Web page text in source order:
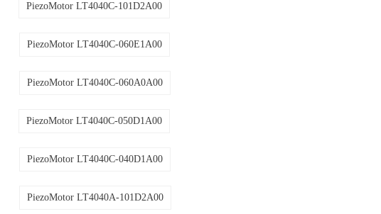
PiezoMotor LT4040C-101D2A00
PiezoMotor LT4040C-060E1A00
PiezoMotor LT4040C-060A0A00
PiezoMotor LT4040C-050D1A00
PiezoMotor LT4040C-040D1A00
PiezoMotor LT4040A-101D2A00